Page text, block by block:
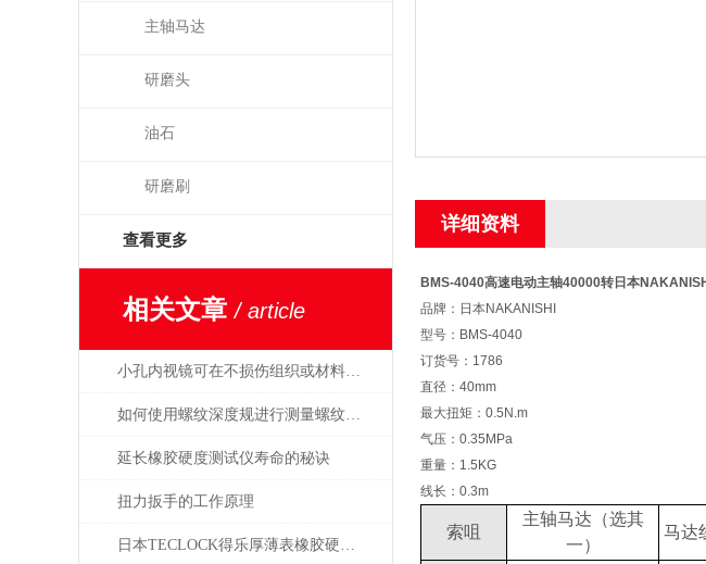
主轴马达
研磨头
油石
研磨刷
查看更多
相关文章/ article
小孔内视镜可在不损伤组织或材料的情况下进行观察
如何使用螺纹深度规进行测量螺纹深度？
延长橡胶硬度测试仪寿命的秘诀
扭力扳手的工作原理
日本TECLOCK得乐厚薄表橡胶硬度计总代理东莞市高腾达
详细资料
BMS-4040高速电动主轴40000转日本NAKANISHI
品牌：日本NAKANISHI
型号：BMS-4040
订货号：1786
直径：40mm
最大扭矩：0.5N.m
气压：0.35MPa
重量：1.5KG
线长：0.3m
索咀
主轴马达（选其
一）
马达